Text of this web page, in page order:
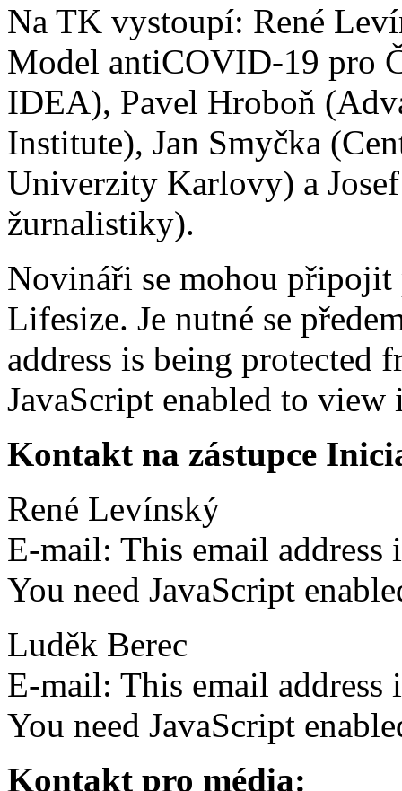
Na TK vystoupí: René
Model antiCOVID-19 pro
IDEA), Pavel Hroboň
Institute), Jan Smyčka
Univerzity Karlovy) a
žurnalistiky).
Novináři se mohou
Lifesize. Je nutné se
address is being protected
JavaScript enabled to view
Kontakt na zástupce
René Levínský
E-mail: This email address
You need JavaScript
Luděk Berec
E-mail: This email address
You need JavaScript
Kontakt pro média: